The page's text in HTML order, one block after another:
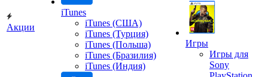
Акции
iTunes
iTunes (США)
iTunes (Турция)
iTunes (Польша)
iTunes (Бразилия)
iTunes (Индия)
Игры
Игры для
Sony